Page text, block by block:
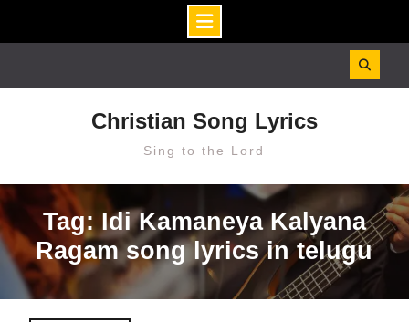
Christian Song Lyrics
Sing to the Lord
Tag: Idi Kamaneya Kalyana
Ragam song lyrics in telugu